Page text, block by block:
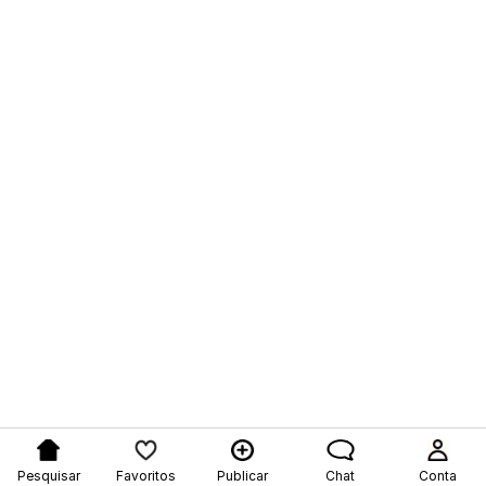
Pesquisar Favoritos Publicar Chat Conta